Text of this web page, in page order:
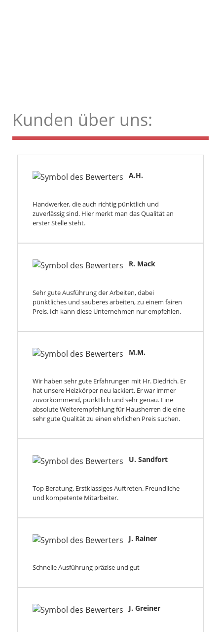
Kunden über uns:
A.H.
Handwerker, die auch richtig pünktlich und
zuverlässig sind. Hier merkt man das Qualität an
erster Stelle steht.
R. Mack
Sehr gute Ausführung der Arbeiten, dabei
pünktliches und sauberes arbeiten, zu einem fairen
Preis. Ich kann diese Unternehmen nur empfehlen.
M.M.
Wir haben sehr gute Erfahrungen mit Hr. Diedrich. Er
hat unsere Heizkörper neu lackiert. Er war immer
zuvorkommend, pünktlich und sehr genau. Eine
absolute Weiterempfehlung für Hausherren die eine
sehr gute Qualität zu einen ehrlichen Preis suchen.
U. Sandfort
Top Beratung. Erstklassiges Auftreten. Freundliche
und kompetente Mitarbeiter.
J. Rainer
Schnelle Ausführung präzise und gut
J. Greiner